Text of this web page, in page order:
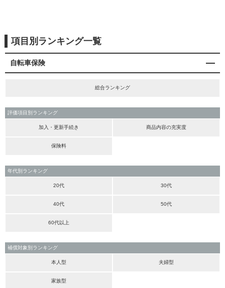
項目別ランキング一覧
自転車保険
総合ランキング
評価項目別ランキング
加入・更新手続き 商品内容の充実度
保険料
年代別ランキング
20代 30代
40代 50代
60代以上
補償対象別ランキング
本人型 夫婦型
家族型